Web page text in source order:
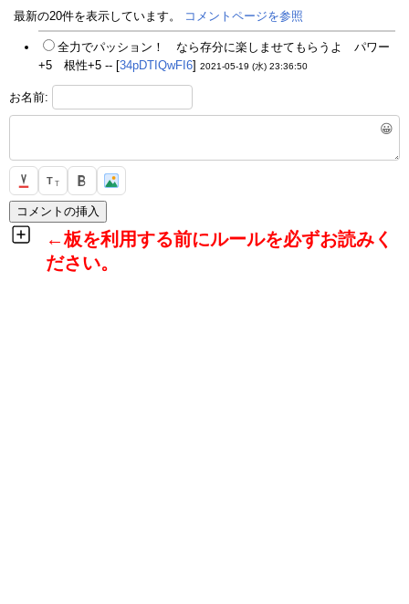
最新の20件を表示しています。 コメントページを参照
全力でパッション！ なら存分に楽しませてもらうよ パワー
+5 根性+5 -- [34pDTIQwFI6] 2021-05-19 (水) 23:36:50
お名前:
😀
T T
←板を利用する前にルールを必ずお読みく
ださい。